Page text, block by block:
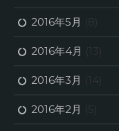
2016年5月 (8)
2016年4月 (13)
2016年3月 (14)
2016年2月 (5)